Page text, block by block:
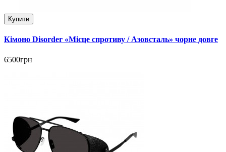
Купити
Кімоно Disorder «Місце спротиву / Азовсталь» чорне довге
6500грн